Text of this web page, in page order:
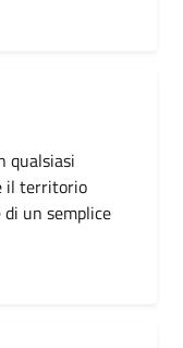
qualsiasi
il territorio
un semplice